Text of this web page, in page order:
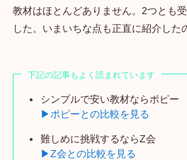
教材はほとんどありません。2つとも
した。いまいちな点も正直に紹介した
下記の記事もよく読まれています
シンプルで安い教材ならポピー
▶ポピーとの比較を見る
難しめに挑戦するならZ会
▶Z会との比較を見る